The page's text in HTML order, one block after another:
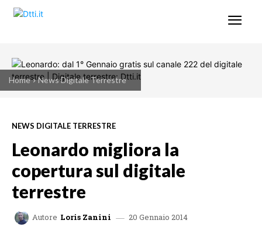
Home News Digitale Terrestre
NEWS DIGITALE TERRESTRE
Leonardo migliora la
copertura sul digitale
terrestre
Autore Loris Zanini 20 Gennaio 2014